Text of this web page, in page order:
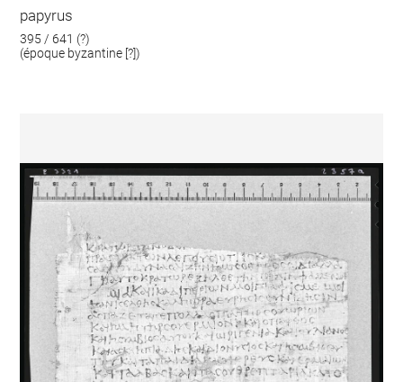
papyrus
395 / 641 (?)
(époque byzantine [?])